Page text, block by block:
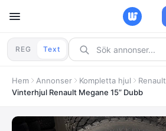
REG Text
Hem Annonser Kompletta hjul Renault
Vinterhjul Renault Megane 15” Dubb